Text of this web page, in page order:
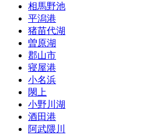
相馬野池
平潟港
猪苗代湖
曽原湖
郡山市
寝屋港
小名浜
閖上
小野川湖
酒田港
阿武隈川